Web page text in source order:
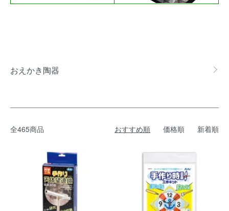
グループ一覧
おえかき陶器
全465商品 おすすめ順 価格順 新着順